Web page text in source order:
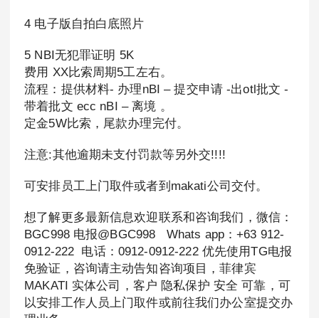
4 电子版自拍白底照片
5 NBI无犯罪证明 5K
费用 XX比索周期5工左右。
流程：提供材料- 办理nBI – 提交申请 -出otl批文 -
带着批文 ecc nBI – 离境 。
定金5W比索，尾款办理完付。
注意:其他逾期未支付罚款等另外交!!!!
可安排员工上门取件或者到makati公司交付。
想了解更多最新信息欢迎联系和咨询我们，微信：
BGC998 电报@BGC998 Whats app：+63 912-
0912-222 电话：0912-0912-222 优先使用TG电报
免验证，咨询请主动告知咨询项目，菲律宾
MAKATI 实体公司，客户 隐私保护 安全 可靠，可
以安排工作人员上门取件或前往我们办公室提交办